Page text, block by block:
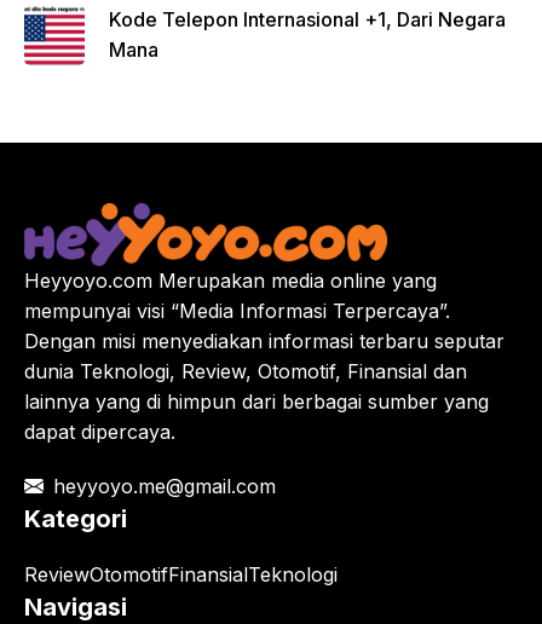
Kode Telepon Internasional +1, Dari Negara
Mana
Heyyoyo.com Merupakan media online yang
mempunyai visi “Media Informasi Terpercaya”.
Dengan misi menyediakan informasi terbaru seputar
dunia Teknologi, Review, Otomotif, Finansial dan
lainnya yang di himpun dari berbagai sumber yang
dapat dipercaya.
heyyoyo.me@gmail.com
Kategori
ReviewOtomotifFinansialTeknologi
Navigasi